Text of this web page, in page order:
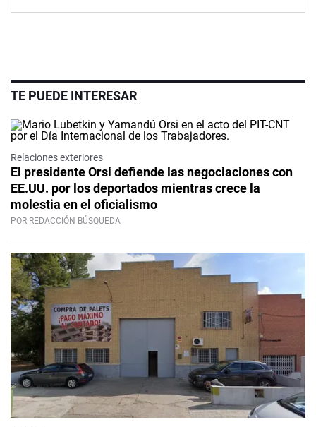
TE PUEDE INTERESAR
Relaciones exteriores
El presidente Orsi defiende las negociaciones con
EE.UU. por los deportados mientras crece la
molestia en el oficialismo
POR REDACCIÓN BÚSQUEDA